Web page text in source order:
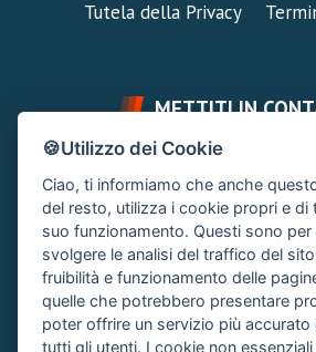
Tutela della Privacy
METTITI IN
FAI UNA DOMANDA
Chiedi un Consiglio
CONTATTA
Clicca quì
🍪Utilizzo dei Cookie
Ciao, ti informiamo che anche
del resto, utilizza i cookie propri e di
suo funzionamento. Questi sono per
svolgere le analisi del traffico del
fruibilità e funzionamento delle
quelle che potrebbero presentare
poter offrire un servizio più accurato
tutti gli utenti. I cookie non